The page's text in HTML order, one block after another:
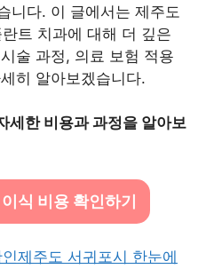
니다. 이 글에서는 제주도
트 치과에 대해 더 깊은
술 과정, 의료 보험 적용
히 알아보겠습니다.
세한 비용과 과정을 알아보
식 비용 확인하기
제주도 서귀포시 한눈에